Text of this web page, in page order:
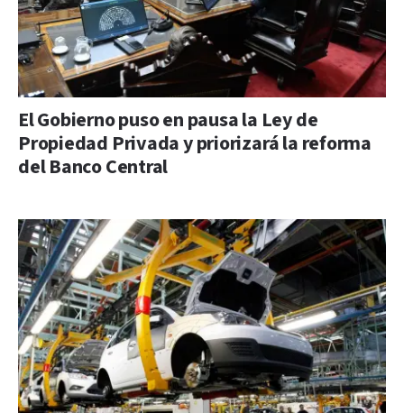
El Gobierno puso en pausa la Ley de
Propiedad Privada y priorizará la reforma
del Banco Central